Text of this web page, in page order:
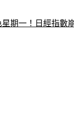
期一！日經指數